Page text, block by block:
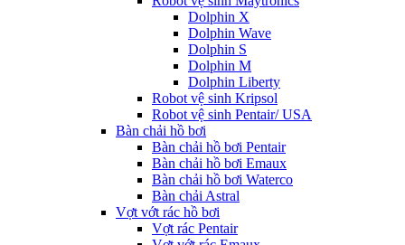
Dolphin X
Dolphin Wave
Dolphin S
Dolphin M
Dolphin Liberty
Robot vệ sinh Kripsol
Robot vệ sinh Pentair/ USA
Bàn chải hồ bơi
Bàn chải hồ bơi Pentair
Bàn chải hồ bơi Emaux
Bàn chải hồ bơi Waterco
Bàn chải Astral
Vợt vớt rác hồ bơi
Vợt rác Pentair